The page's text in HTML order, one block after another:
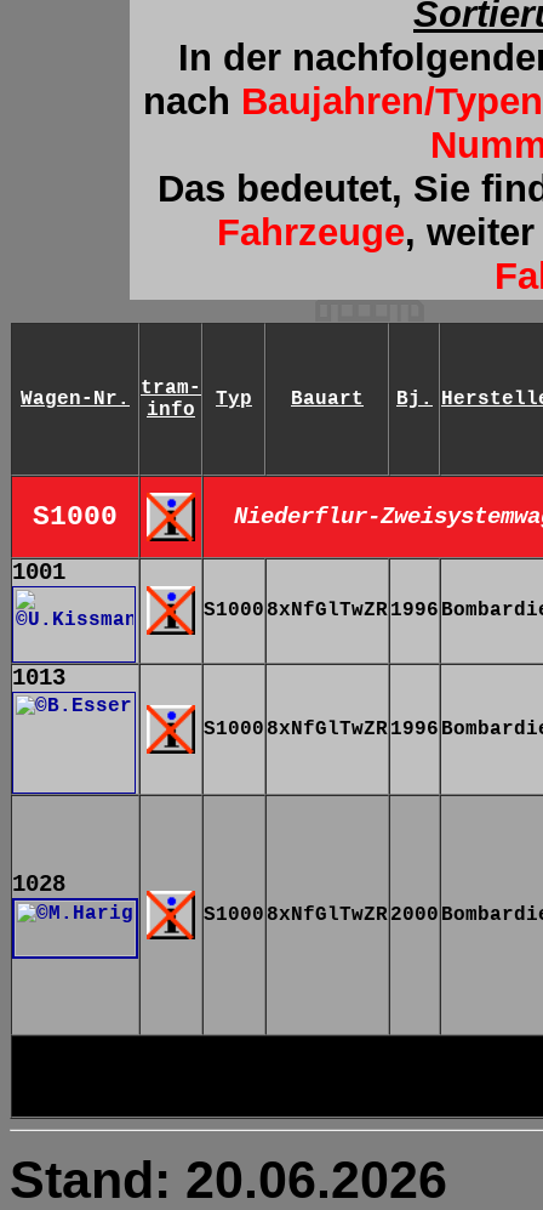
In der
nach Baujahren/Typen
Das bedeutet, Sie
Fahrzeuge,
Wagen-Nr.
tram-
info
Typ Bauart Bj.
S1000 Niederflur-
1001
S1000 8xNfGlTwZR1996
1013
S1000 8xNfGlTwZR1996
1028
S1000 8xNfGlTwZR2000
Stand: 20.06.2026